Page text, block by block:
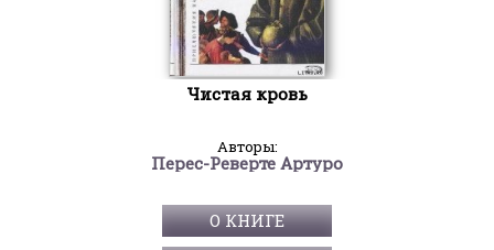
Чистая кровь
Авторы:
Перес-Реверте Артуро
О КНИГЕ